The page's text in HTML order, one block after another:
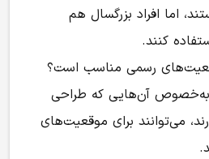
اما افراد بزرگسال هم
کنند.
رسمی مناسب است؟
به‌خصوص آن‌هایی که طراحی
می‌توانند برای موقعیت‌های